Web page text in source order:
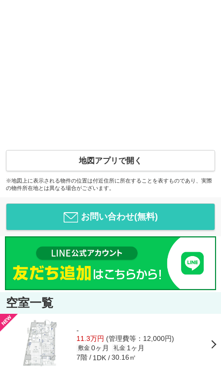
地図アプリで開く
※地図上に表示される物件の位置は付近住所に所在することを表すものであり、実際
の物件所在地とは異なる場合がございます。
お問い合わせ(無料)
空室一覧
-
11.3万円 (管理費等：12,000円)
敷金 0ヶ月 礼金 1ヶ月
7階 1DK 30.16㎡